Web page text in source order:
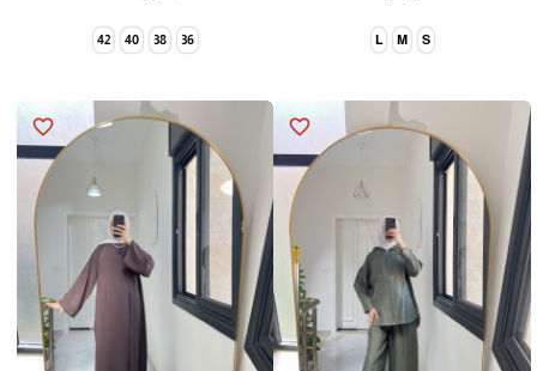
S
M
L
36
38
40
42
favorite_border
favorite_border